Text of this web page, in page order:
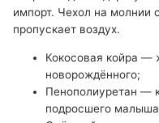
импорт. Чехол на молнии
пропускает воздух.
Кокосовая койра —
новорождённого;
Пенополиуретан —
подросшего